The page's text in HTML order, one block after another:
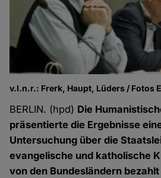
v.l.n.r.: Frerk, Haupt, Lüders / Fotos
BERLIN. (hpd) Die
präsentierte die Ergebnisse
Untersuchung über die
evangelische und katholische
von den Bundesländern